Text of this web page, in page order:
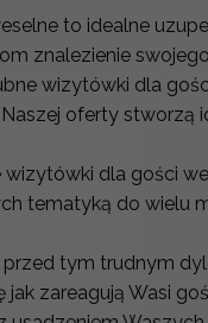
to idealne
znalezienie
wizytówki dla
oferty stworzą
wizytówki dla gości
tematyką do wielu
tym trudnym
jak zareagują Wasi